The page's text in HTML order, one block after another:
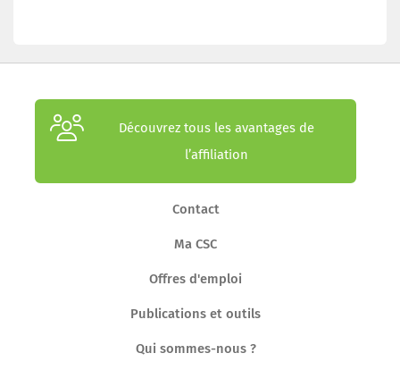
Découvrez tous les avantages de
l’affiliation
Contact
Ma CSC
Offres d'emploi
Publications et outils
Qui sommes-nous ?